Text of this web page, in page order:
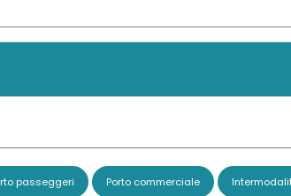
passeggeri Porto commerciale